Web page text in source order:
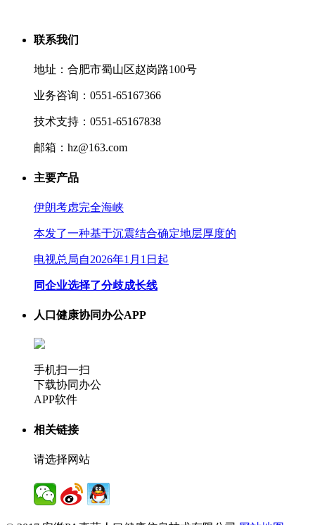
联系我们
地址：合肥市蜀山区赵岗路100号
业务咨询：0551-65167366
技术支持：0551-65167838
邮箱：hz@163.com
主要产品
伊朗考虑完全海峡
本发了一种基于沉震结合确定地层厚度的
电视总局自2026年1月1日起
同企业选择了分歧成长线
人口健康协同办公APP
手机扫一扫
下载协同办公
APP软件
相关链接
请选择网站